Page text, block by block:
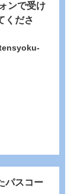
ンで受け
くださ
パスコー